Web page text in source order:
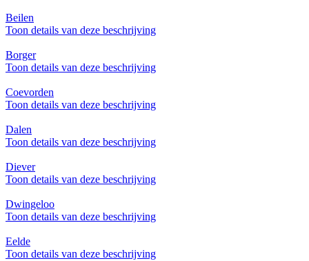
Beilen
Toon details van deze beschrijving
Borger
Toon details van deze beschrijving
Coevorden
Toon details van deze beschrijving
Dalen
Toon details van deze beschrijving
Diever
Toon details van deze beschrijving
Dwingeloo
Toon details van deze beschrijving
Eelde
Toon details van deze beschrijving